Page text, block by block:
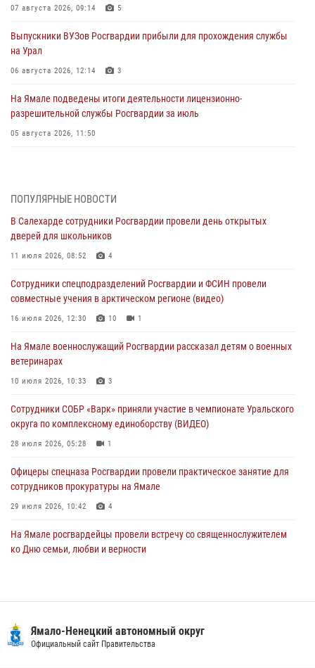
07 августа 2026, 09:14 5
Выпускники ВУЗов Росгвардии прибыли для прохождения службы
на Урал
06 августа 2026, 12:14 3
На Ямале подведены итоги деятельности лицензионно-
разрешительной службы Росгвардии за июль
05 августа 2026, 11:50
03 августа 2026, 07:21 2
Генерал-полковник Юрий Аверин выступил на Всероссийском
молодёжном образовательном форуме «Территория смыслов»
03 августа 2026, 06:54
Директор Росгвардии Герой России генерал армии Виктор Золотов
поздравил специалистов подразделений тыла с профессиональным
праздником
Сотрудники СОБР «Варк» повышают боевое мастерство на Ямале
30 июля 2026, 09:34 1
Офицеры спецназа Росгвардии провели практическое занятие для
сотрудников прокуратуры на Ямале
29 июля 2026, 10:42 4
ПОПУЛЯРНЫЕ НОВОСТИ
В Салехарде сотрудники Росгвардии провели день открытых
дверей для школьников
11 июля 2026, 08:52 4
Сотрудники спецподразделений Росгвардии и ФСИН провели
совместные учения в арктическом регионе (видео)
16 июля 2026, 12:30 10 1
На Ямале военнослужащий Росгвардии рассказал детям о военных
ветеринарах
10 июля 2026, 10:33 3
Сотрудники СОБР «Варк» приняли участие в чемпионате Уральского
округа по комплексному единоборству (ВИДЕО)
28 июля 2026, 05:28 1
Офицеры спецназа Росгвардии провели практическое занятие для
сотрудников прокуратуры на Ямале
29 июля 2026, 10:42 4
На Ямале росгвардейцы провели встречу со священнослужителем
ко Дню семьи, любви и верности
«Каникулы с Росгвардией» продолжаются на Ямале
Салехард